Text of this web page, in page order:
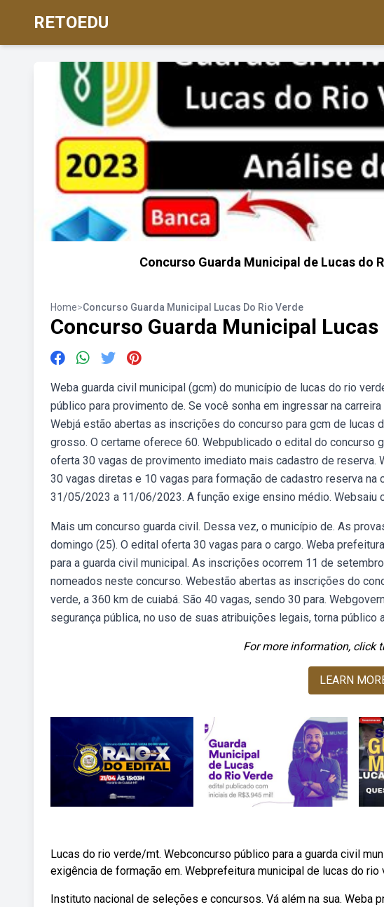
RETOEDU
Concurso Guarda Municipal de Lucas do
Home>Concurso Guarda Municipal Lucas Do Rio Verde
Concurso Guarda Municipal Lucas
Weba guarda civil municipal (gcm) do município de lucas do rio
público para provimento de. Se você sonha em ingressar na
Webjá estão abertas as inscrições do concurso para gcm de lucas
grosso. O certame oferece 60. Webpublicado o edital do concurso
oferta 30 vagas de provimento imediato mais cadastro de
30 vagas diretas e 10 vagas para formação de cadastro reserva
31/05/2023 a 11/06/2023. A função exige ensino médio. Websaiu
Mais um concurso guarda civil. Dessa vez, o município de. As
domingo (25). O edital oferta 30 vagas para o cargo. Weba
para a guarda civil municipal. As inscrições ocorrem 11 de
nomeados neste concurso. Webestão abertas as inscrições do
verde, a 360 km de cuiabá. São 40 vagas, sendo 30 para.
segurança pública, no uso de suas atribuições legais, torna público
For more information, click
LEARN
Lucas do rio verde/mt. Webconcurso público para a guarda civil
exigência de formação em. Webprefeitura municipal de lucas do rio
Instituto nacional de seleções e concursos. Vá além na sua. Weba